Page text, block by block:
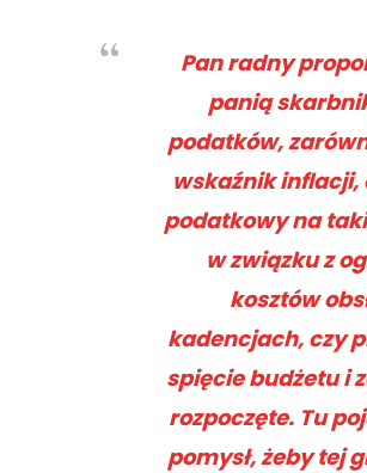
Pan radny
panią
podatków,
wskaźnik inflacji,
podatkowy na
w związku z
kosztów
kadencjach, czy
spięcie budżetu i
rozpoczęte. Tu
pomysł, żeby tej